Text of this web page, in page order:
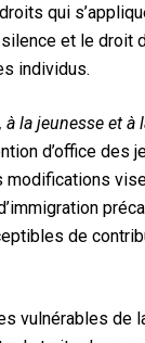
qui
et le droit
individus.
à la jeunesse et à
d’office des
modifications
de
vulnérables de